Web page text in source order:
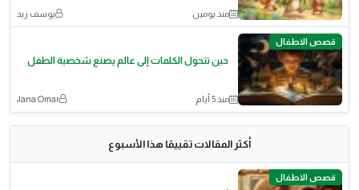
منذ يومين يوسف زيد
قصص الاطفال
حين تتحول الكلمات إلى عالم يصنع شخصية الطفل
منذ 5 أيام Jana Omar
أكثر المقالات تقييمًا هذا الأسبوع
قصص الاطفال